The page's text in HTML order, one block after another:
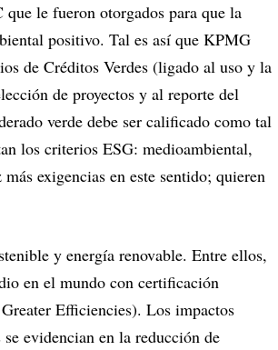
le fueron otorgados para que la
positivo. Tal es así que KPMG
de Créditos Verdes (ligado al uso y la
de proyectos y al reporte del
verde debe ser calificado como tal
los criterios ESG: medioambiental,
exigencias en este sentido; quieren
y energía renovable. Entre ellos,
en el mundo con certificación
Efficiencies). Los impactos
evidencian en la reducción de